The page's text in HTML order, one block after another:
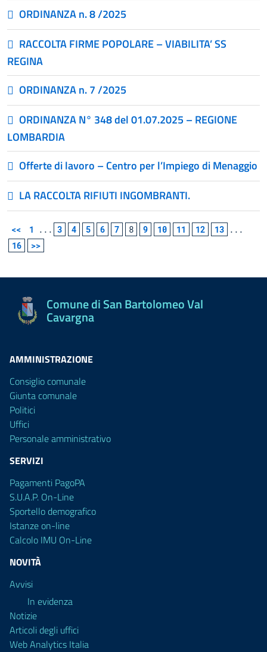
ORDINANZA n. 8 /2025
RACCOLTA FIRME POPOLARE – VIABILITA’ SS
REGINA
ORDINANZA n. 7 /2025
ORDINANZA N° 348 del 01.07.2025 – REGIONE
LOMBARDIA
Offerte di lavoro – Centro per l’Impiego di Menaggio
LA RACCOLTA RIFIUTI INGOMBRANTI.
<< 1 ... 3 4 5 6 7 8 9 10 11 12 13 ...
16
>>
Comune di San Bartolomeo Val
Cavargna
AMMINISTRAZIONE
Consiglio comunale
Giunta comunale
Politici
Uffici
Personale amministrativo
SERVIZI
Pagamenti PagoPA
S.U.A.P. On-Line
Sportello demografico
Istanze on-line
Calcolo IMU On-Line
NOVITÀ
Avvisi
In evidenza
Notizie
Articoli degli uffici
Web Analytics Italia